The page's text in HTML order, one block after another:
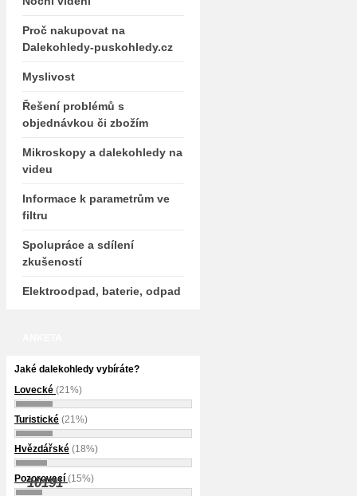
Proč nakupovat na
Dalekohledy-puskohledy.cz
Myslivost
Řešení problémů s
objednávkou či zbožím
Mikroskopy a dalekohledy na
videu
Informace k parametrům ve
filtru
Spolupráce a sdílení
zkušeností
Elektroodpad, baterie, odpad
Jaké dalekohledy vybíráte?
Lovecké (21%)
Turistické (21%)
Hvězdářské (18%)
Pozorovací (15%)
10191